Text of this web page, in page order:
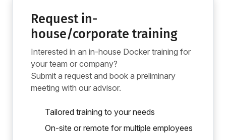
Request in-
house/corporate training
Interested in an in-house Docker training for
your team or company?
Submit a request and book a preliminary
meeting with our advisor.
Tailored training to your needs
On-site or remote for multiple employees